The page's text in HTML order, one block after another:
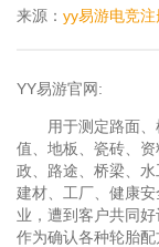
来源： yy易游电竞注
YY易游官网:
用于测定路面、
值、地板、瓷砖、
政、路途、桥梁、水
建材、工厂、健康
业，遭到客户共同
作为确认各种轮胎配